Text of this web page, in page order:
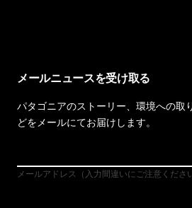
メールニュースを受け取る
パタゴニアのストーリー、環境への取
どをメールにてお届けします。
メールアドレス（入力間違いにご注意くださ